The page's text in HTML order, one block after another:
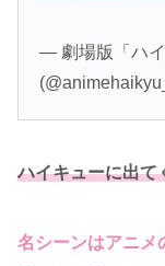
— 劇場版「ハイ
ハイキューに出て
名シーンはアニメ